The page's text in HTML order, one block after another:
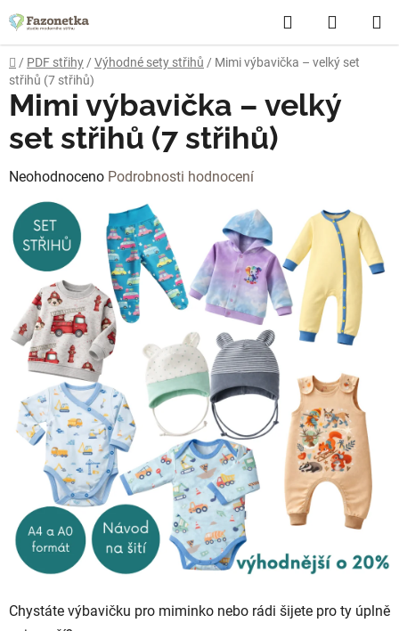
na
obsah
Hledat
KOŠÍK
Domů
/ PDF střihy / Výhodné sety střihů / Mimi výbavička – velký set
střihů (7 střihů)
Chystáte výbavičku pro miminko nebo rádi šijete pro ty úplně
Mimi výbavička – velký
set střihů (7 střihů)
Průměrné
hodnocení
produktu
je
hvězdiček.
Neohodnoceno Podrobnosti hodnocení